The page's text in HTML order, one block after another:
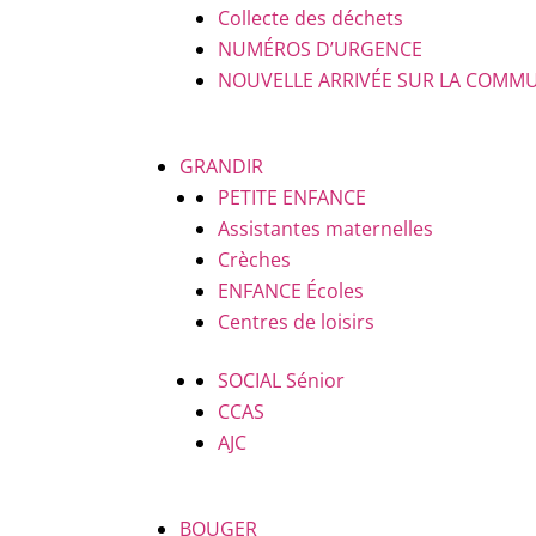
Collecte des déchets
NUMÉROS D’URGENCE
NOUVELLE ARRIVÉE SUR LA
GRANDIR
PETITE ENFANCE
Assistantes maternelles
Crèches
ENFANCE Écoles
Centres de loisirs
SOCIAL Sénior
CCAS
AJC
BOUGER